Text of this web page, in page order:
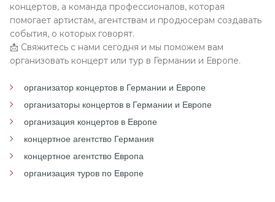
концертов, а команда профессионалов, которая
помогает артистам, агентствам и продюсерам создавать
события, о которых говорят.
📩 Свяжитесь с нами сегодня и мы поможем вам
организовать концерт или тур в Германии и Европе.
организатор концертов в Германии и Европе
организаторы концертов в Германии и Европе
организация концертов в Европе
концертное агентство Германия
концертное агентство Европа
организация туров по Европе